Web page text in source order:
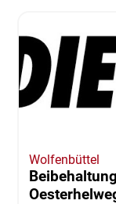
Wolfenbüttel